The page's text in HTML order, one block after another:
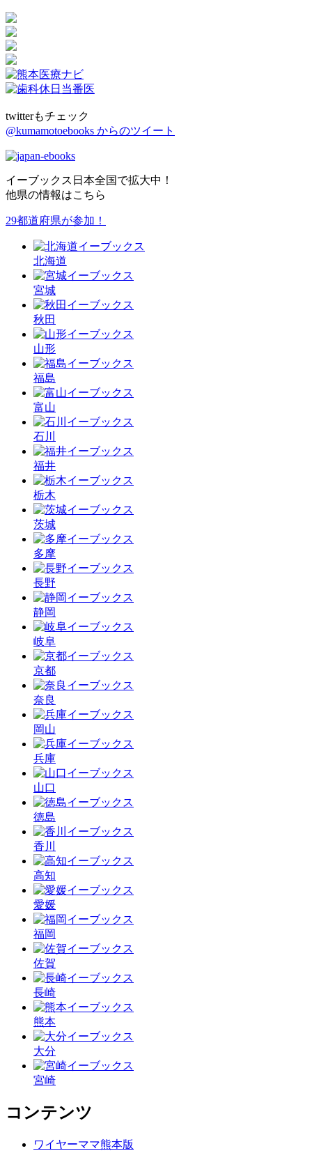
twitterもチェック
@kumamotoebooks からのツイート
イーブックス日本全国で拡大中！
他県の情報はこちら
29都道府県が参加！
北海道
宮城
秋田
山形
福島
富山
石川
福井
栃木
茨城
多摩
長野
静岡
岐阜
京都
奈良
岡山
兵庫
山口
徳島
香川
高知
愛媛
福岡
佐賀
長崎
熊本
大分
宮崎
コンテンツ
ワイヤーママ熊本版